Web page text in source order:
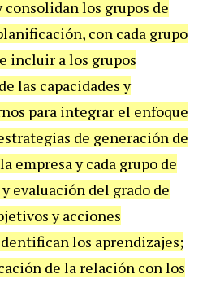
consolidan los grupos de
con cada grupo
incluir a los grupos
las capacidades y
para integrar el enfoque
de generación de
empresa y cada grupo de
evaluación del grado de
y acciones
los aprendizajes;
de la relación con los